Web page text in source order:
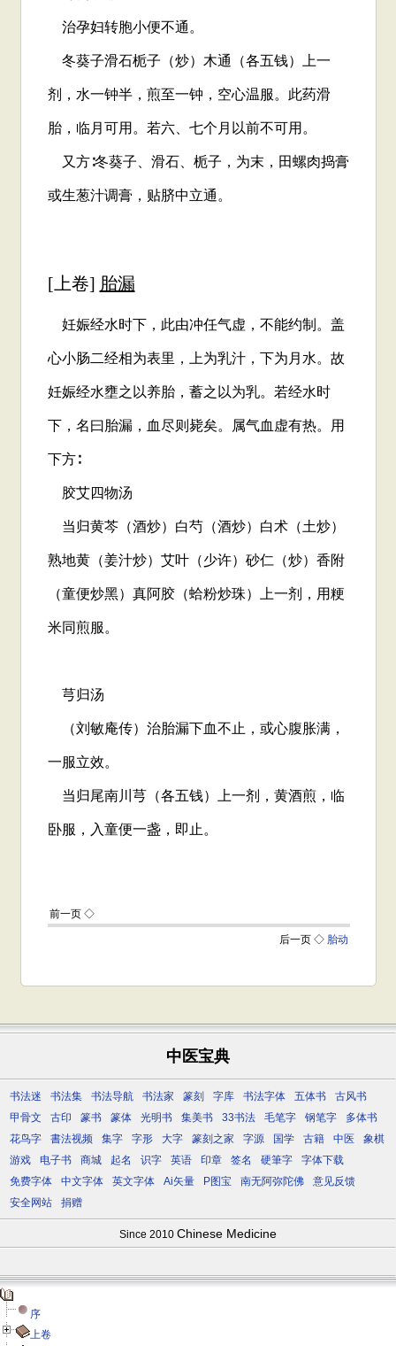
中医宝典
书法迷 书法集 书法导航 书法家 篆刻 字库 书法字体 五体书
古风书
甲骨文
古印 篆书 篆体 光明书 集美书 33书法 毛笔字 钢笔字
多体书
花鸟字
書法视频 集字 字形 大字 篆刻之家 字源 国学 古籍 中医
象棋
游戏
电子书 商城 起名 识字 英语 印章 签名 硬筆字
字体下载
免费字体
中文字体 英文字体 Ai矢量 P图宝 南无阿弥陀佛
意见反馈
安全网站
捐赠
Since 2010 Chinese Medicine
序
上卷